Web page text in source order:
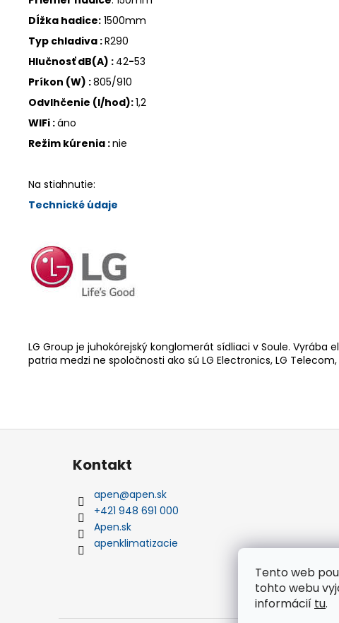
Tento web
tohto webu
informácií tu.
Dĺžka hadice: 1500mm
Typ chladiva :R290
Hlučnosť dB(A) : 42-53
Príkon (W) :805/910
Odvlhčenie (l/hod):1,2
WIFi :áno
Režim kúrenia :nie
Na stiahnutie:
Technické údaje
LG Group je juhokórejský konglomerát sídliaci v Soule.
patria medzi ne spoločnosti ako sú LG Electronics, LG
Z
Kontakt
apen@apen.sk
+421 948 691 000
Apen.sk
apenklimatizacie